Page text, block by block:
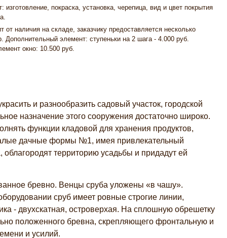
изготовление, покраска, установка, черепица, вид и цвет покрытия
от наличия на складе, заказчику предоставляется несколько
Дополнительный элемент: ступеньки на 2 шага - 4.000 руб.
окно: 10.500 руб.
и разнообразить садовый участок, городской
назначение этого сооружения достаточно широко.
функции кладовой для хранения продуктов,
дачные формы №1, имея привлекательный
территорию усадьбы и придадут ей
бревно. Венцы сруба уложены «в чашу».
сруб имеет ровные строгие линии,
- двухскатная, островерхая. На сплошную обрешетку
положенного бревна, скрепляющего фронтальную и
и усилий.